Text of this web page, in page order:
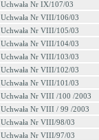
Uchwała Nr IX/107/03
Uchwała Nr VIII/106/03
Uchwała Nr VIII/105/03
Uchwała Nr VIII/104/03
Uchwała Nr VIII/103/03
Uchwała Nr VIII/102/03
Uchwała Nr VIII/101/03
Uchwała Nr VIII /100 /2003
Uchwała Nr VIII / 99 /2003
Uchwała Nr VIII/98/03
Uchwała Nr VIII/97/03